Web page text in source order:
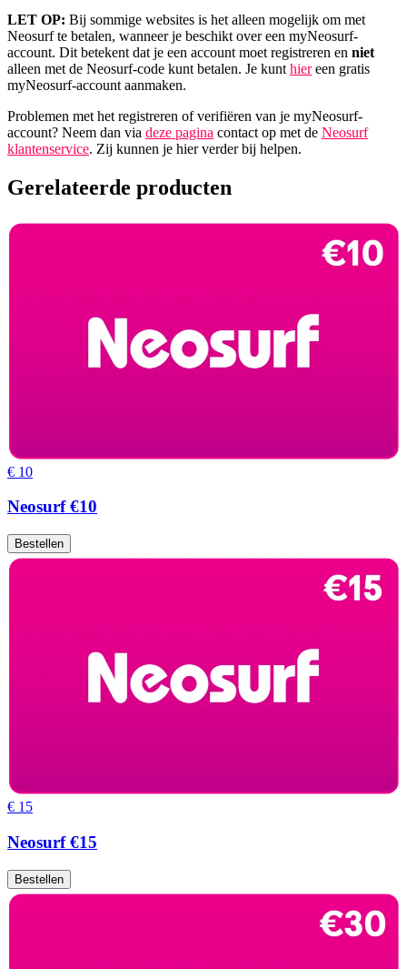
LET OP: Bij sommige websites is het alleen mogelijk om met
Neosurf te betalen, wanneer je beschikt over een myNeosurf-
account. Dit betekent dat je een account moet registreren en niet
alleen met de Neosurf-code kunt betalen. Je kunt hiereen gratis
myNeosurf-account aanmaken.
Problemen met het registreren of verifiëren van je myNeosurf-
account? Neem dan via deze pagina contact op met de Neosurf
klantenservice. Zij kunnen je hier verder bij helpen.
Gerelateerde producten
€ 10
Neosurf €10
Bestellen
€ 15
Neosurf €15
Bestellen